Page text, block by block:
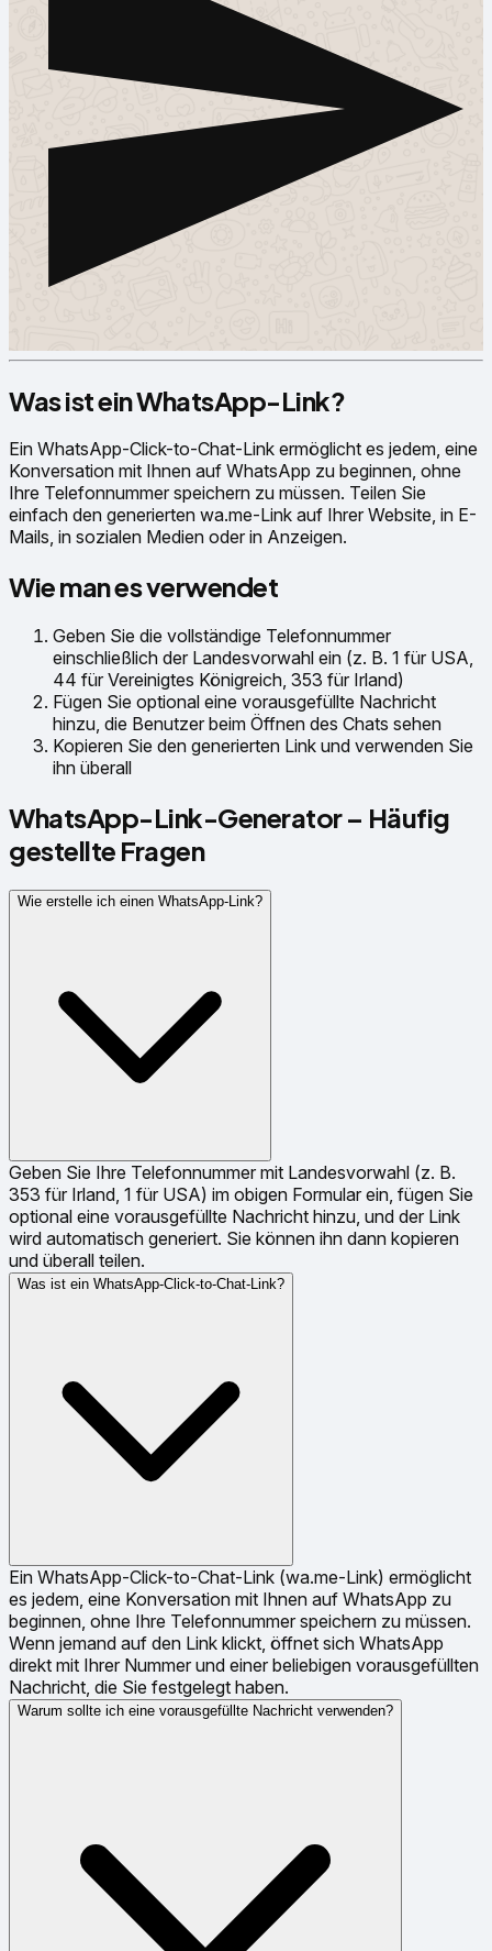
Was ist ein WhatsApp-Link?
Ein WhatsApp-Click-to-Chat-Link ermöglicht es jedem, eine
Konversation mit Ihnen auf WhatsApp zu beginnen, ohne
Ihre Telefonnummer speichern zu müssen. Teilen Sie
einfach den generierten wa.me-Link auf Ihrer Website, in E-
Mails, in sozialen Medien oder in Anzeigen.
Wie man es verwendet
Geben Sie die vollständige Telefonnummer
einschließlich der Landesvorwahl ein (z. B. 1 für USA,
44 für Vereinigtes Königreich, 353 für Irland)
Fügen Sie optional eine vorausgefüllte Nachricht
hinzu, die Benutzer beim Öffnen des Chats sehen
Kopieren Sie den generierten Link und verwenden Sie
ihn überall
WhatsApp-Link-Generator – Häufig
gestellte Fragen
Wie erstelle ich einen WhatsApp-Link?
Geben Sie Ihre Telefonnummer mit Landesvorwahl (z. B.
353 für Irland, 1 für USA) im obigen Formular ein, fügen Sie
optional eine vorausgefüllte Nachricht hinzu, und der Link
wird automatisch generiert. Sie können ihn dann kopieren
und überall teilen.
Was ist ein WhatsApp-Click-to-Chat-Link?
Ein WhatsApp-Click-to-Chat-Link (wa.me-Link) ermöglicht
es jedem, eine Konversation mit Ihnen auf WhatsApp zu
beginnen, ohne Ihre Telefonnummer speichern zu müssen.
Wenn jemand auf den Link klickt, öffnet sich WhatsApp
direkt mit Ihrer Nummer und einer beliebigen vorausgefüllten
Nachricht, die Sie festgelegt haben.
Warum sollte ich eine vorausgefüllte Nachricht verwenden?